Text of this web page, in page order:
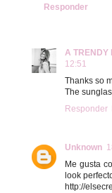
Responder
A TRENDY
12:51
Thanks so
The
Responder
Unknown
Me gusta
look
http://